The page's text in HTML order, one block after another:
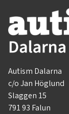
Autism Dalarna
c/o Jan Höglund
Slaggen 15
791 93 Falun